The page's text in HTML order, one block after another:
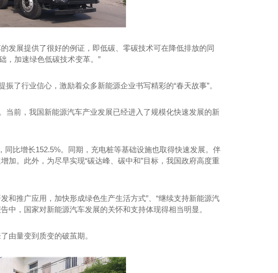
发展提供了很好的例证，即低碳、零碳技术可在降低排放的同
，加速绿色低碳技术变革。”
了行业信心，激励着众多新能源企业书写精彩的“春天故事”。
当前，我国新能源汽车产业发展已经进入了规模化快速发展的新
比增长152.5%。同期，充电桩等基础设施也取得快速发展。伴
加。此外，为尽早实现“碳达峰、碳中和”目标，我国政府高度重
和推广应用，加快形成绿色生产生活方式”、“继续支持新能源汽
，国家对新能源汽车发展的关怀和支持体现得相当明显。
由量变到质变的破茧期。